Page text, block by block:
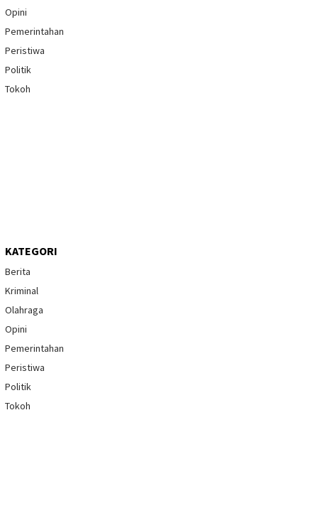
Opini
Pemerintahan
Peristiwa
Politik
Tokoh
KATEGORI
Berita
Kriminal
Olahraga
Opini
Pemerintahan
Peristiwa
Politik
Tokoh